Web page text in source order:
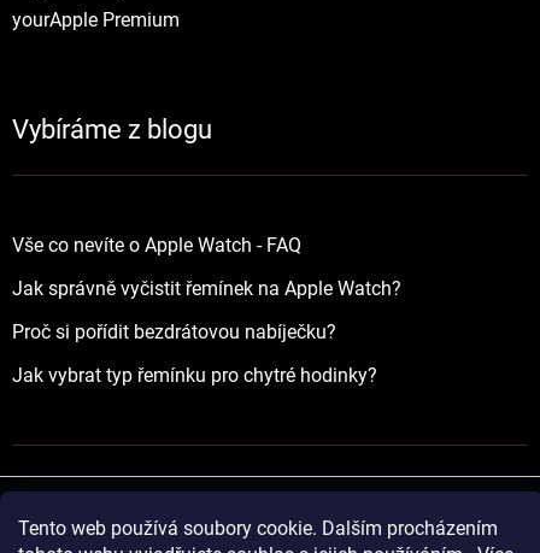
Tento web používá soubory cookie. Dalším procházením
yourApple Premium
Vybíráme z blogu
Vše co nevíte o Apple Watch - FAQ
Jak správně vyčistit řemínek na Apple Watch?
Proč si pořídit bezdrátovou nabíječku?
Jak vybrat typ řemínku pro chytré hodinky?
Vytvořil Shoptet